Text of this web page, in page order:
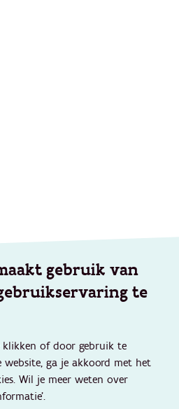
gebruik van
te
klikken of door gebruik te
website, ga je akkoord met het
Wil je meer weten over